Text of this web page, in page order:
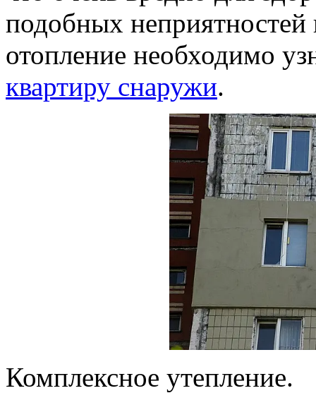
подобных
отопление необходимо
квартиру снаружи.
Комплексное утепление.